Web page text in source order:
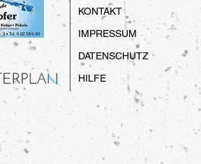
KONTAKT
IMPRESSUM
DATENSCHUTZ
HILFE